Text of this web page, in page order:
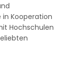
Kooperation
Hochschulen